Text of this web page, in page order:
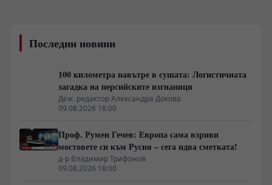
Последни новини
100 километра навътре в сушата: Логистичната
загадка на персийските изгнаници
Деж. редактор Александра Докова
09.08.2026 18:00
Проф. Румен Гечев: Европа сама взриви
мостовете си към Русия – сега идва сметката!
д-р Владимир Трифонов
09.08.2026 18:00